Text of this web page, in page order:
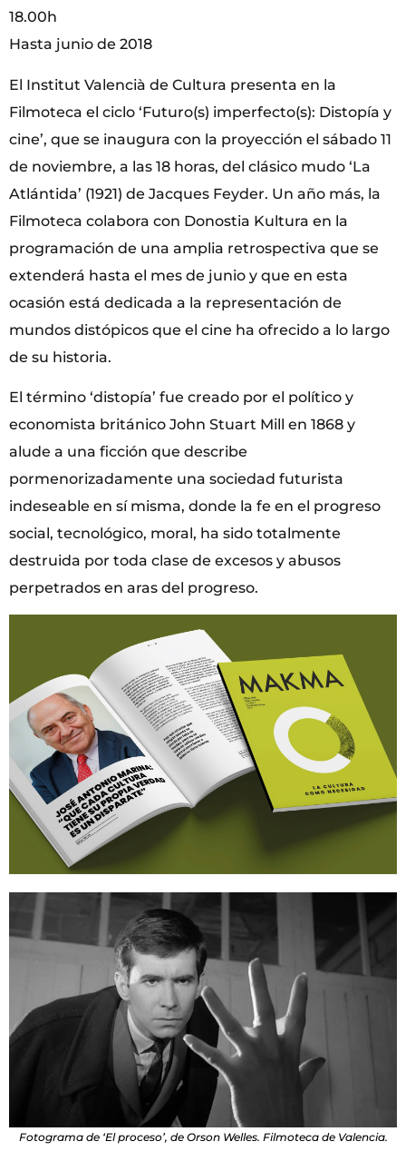
18.00h
Hasta junio de 2018
El Institut Valencià de Cultura presenta en la
Filmoteca el ciclo ‘Futuro(s) imperfecto(s): Distopía y
cine’, que se inaugura con la proyección el sábado 11
de noviembre, a las 18 horas, del clásico mudo ‘La
Atlántida’ (1921) de Jacques Feyder. Un año más, la
Filmoteca colabora con Donostia Kultura en la
programación de una amplia retrospectiva que se
extenderá hasta el mes de junio y que en esta
ocasión está dedicada a la representación de
mundos distópicos que el cine ha ofrecido a lo largo
de su historia.
El término ‘distopía’ fue creado por el político y
economista británico John Stuart Mill en 1868 y
alude a una ficción que describe
pormenorizadamente una sociedad futurista
indeseable en sí misma, donde la fe en el progreso
social, tecnológico, moral, ha sido totalmente
destruida por toda clase de excesos y abusos
perpetrados en aras del progreso.
Fotograma de ‘El proceso’, de Orson Welles. Filmoteca de Valencia.